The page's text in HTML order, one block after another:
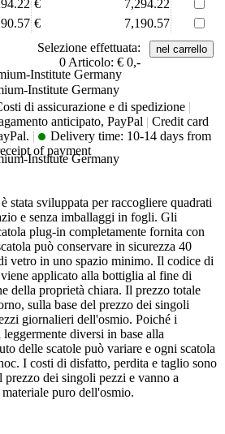
€
7,294.22
€
7,190.57
Selezione effettuata:
0 Articolo: € 0,-
di assicurazione e di spedizione |
anticipato, PayPal | Credit card
| Delivery time: 10-14 days from
of payment
stata sviluppata per raccogliere quadrati
e senza imballaggi in fogli. Gli
plug-in completamente fornita con
può conservare in sicurezza 40
vetro in uno spazio minimo. Il codice di
applicato alla bottiglia al fine di
della proprietà chiara. Il prezzo totale
sulla base del prezzo dei singoli
giornalieri dell'osmio. Poiché i
diversi in base alla
delle scatole può variare e ogni scatola
I costi di disfatto, perdita e taglio sono
dei singoli pezzi e vanno a
puro dell'osmio.